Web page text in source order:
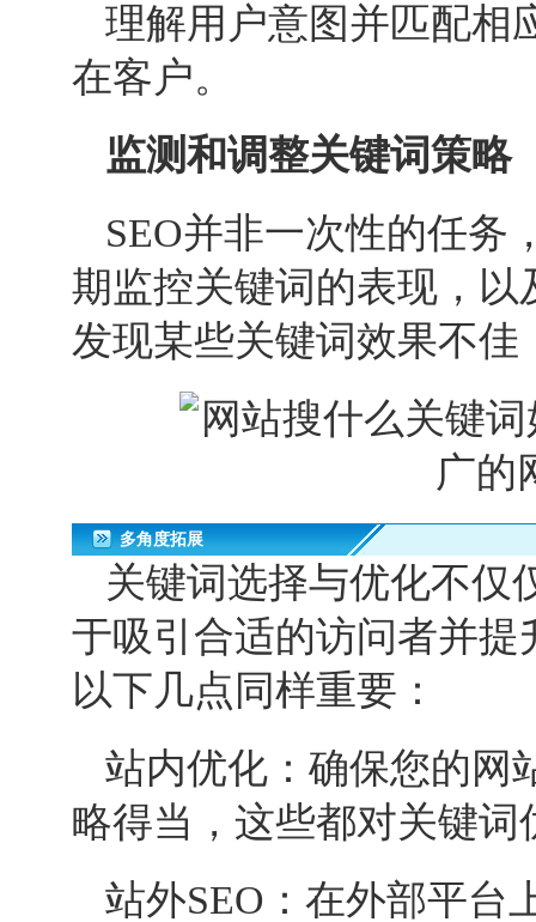
理解用户意图并匹配相
在客户。
监测和调整关键词策略
SEO并非一次性的任务
期监控关键词的表现，
发现某些关键词效果不佳
多角度拓展
关键词选择与优化不仅
于吸引合适的访问者并
以下几点同样重要：
站内优化：确保您的网
略得当，这些都对关键词
站外SEO ：在外部平台